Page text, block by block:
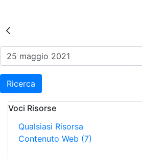
Risultati della
Ricerca
Voci Risorse
Qualsiasi Risorsa
Contenuto Web (7)